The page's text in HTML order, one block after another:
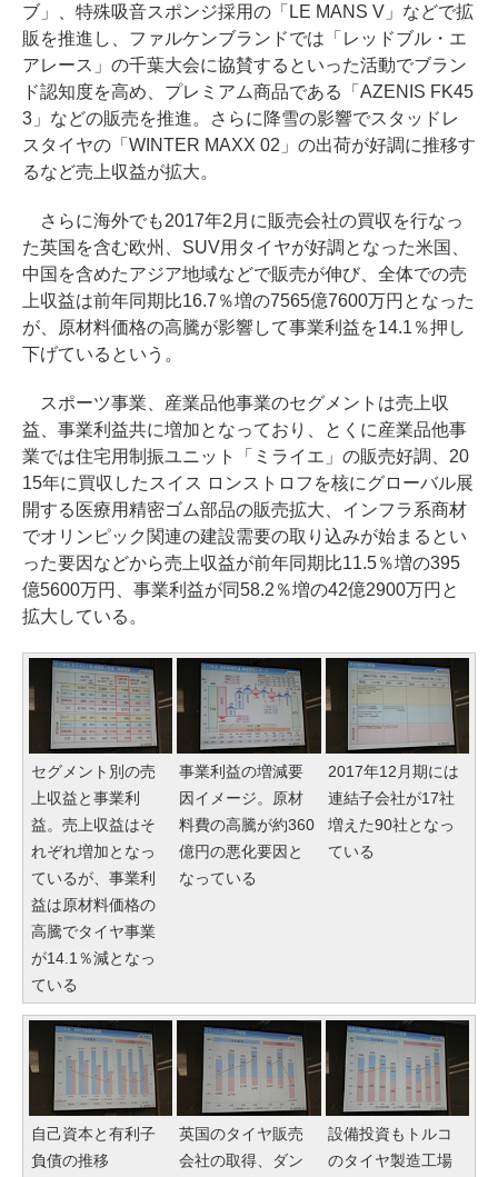
ブ」、特殊吸音スポンジ採用の「LE MANS V」などで拡
販を推進し、ファルケンブランドでは「レッドブル・エ
アレース」の千葉大会に協賛するといった活動でブラン
ド認知度を高め、プレミアム商品である「AZENIS FK45
3」などの販売を推進。さらに降雪の影響でスタッドレ
スタイヤの「WINTER MAXX 02」の出荷が好調に推移す
るなど売上収益が拡大。
さらに海外でも2017年2月に販売会社の買収を行なっ
た英国を含む欧州、SUV用タイヤが好調となった米国、
中国を含めたアジア地域などで販売が伸び、全体での売
上収益は前年同期比16.7％増の7565億7600万円となった
が、原材料価格の高騰が影響して事業利益を14.1％押し
下げているという。
スポーツ事業、産業品他事業のセグメントは売上収
益、事業利益共に増加となっており、とくに産業品他事
業では住宅用制振ユニット「ミライエ」の販売好調、20
15年に買収したスイス ロンストロフを核にグローバル展
開する医療用精密ゴム部品の販売拡大、インフラ系商材
でオリンピック関連の建設需要の取り込みが始まるとい
った要因などから売上収益が前年同期比11.5％増の395
億5600万円、事業利益が同58.2％増の42億2900万円と
拡大している。
セグメント別の売
上収益と事業利
益。売上収益はそ
れぞれ増加となっ
ているが、事業利
益は原材料価格の
高騰でタイヤ事業
が14.1％減となっ
ている
事業利益の増減要
因イメージ。原材
料費の高騰が約360
億円の悪化要因と
なっている
2017年12月期には
連結子会社が17社
増えた90社となっ
ている
自己資本と有利子
負債の推移
英国のタイヤ販売
会社の取得、ダン
設備投資もトルコ
のタイヤ製造工場